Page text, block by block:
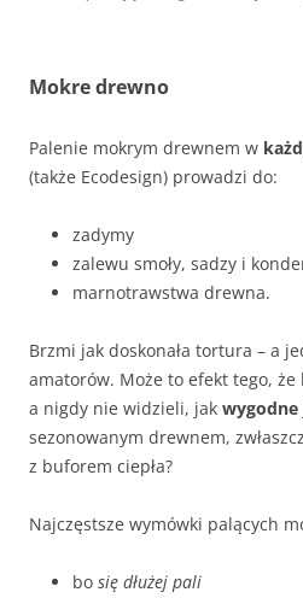
Mokre drewno
Palenie mokrym drewnem w
(także Ecodesign) prowadzi do:
zadymy
zalewu smoły, sadzy i
marnotrawstwa drewna.
Brzmi jak doskonała tortura – a
amatorów. Może to efekt tego, że
a nigdy nie widzieli, jak wygodne
sezonowanym drewnem,
z buforem ciepła?
Najczęstsze wymówki palących
bo się dłużej pali